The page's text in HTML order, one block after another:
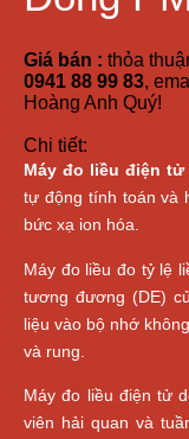
Giá bán : thỏa
0941 88 99 83,
Hoàng Anh Quý!
Chi tiết:
Máy đo liều điện tử
tự động tính toán và
bức xạ ion hóa.
Máy đo liều đo tỷ lệ
tương đương (DE)
liệu vào bộ nhớ
và rung.
Máy đo liều điện tử
viên hải quan và